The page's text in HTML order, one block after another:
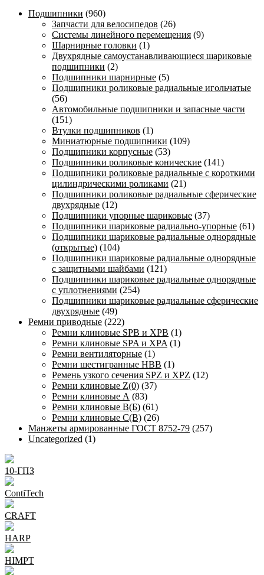
Подшипники (960)
Запчасти для велосипедов (26)
Системы линейного перемещения (9)
Шарнирные головки (1)
Двухрядные самоустанавливающиеся шариковые
подшипники (2)
Подшипники шарнирные (5)
Подшипники роликовые радиальные игольчатые
(56)
Автомобильные подшипники и запасные части
(151)
Втулки подшипников (1)
Миниатюрные подшипники (109)
Подшипники корпусные (53)
Подшипники роликовые конические (141)
Подшипники роликовые радиальные с короткими
цилиндрическими роликами (21)
Подшипники роликовые радиальные сферические
двухрядные (12)
Подшипники упорные шариковые (37)
Подшипники шариковые радиально-упорные (61)
Подшипники шариковые радиальные однорядные
(открытые) (104)
Подшипники шариковые радиальные однорядные
с защитными шайбами (121)
Подшипники шариковые радиальные однорядные
с уплотнениями (254)
Подшипники шариковые радиальные сферические
двухрядные (49)
Ремни приводные (222)
Ремни клиновые SPB и XPB (1)
Ремни клиновые SPA и XPA (1)
Ремни вентиляторные (1)
Ремни шестигранные HBB (1)
Ремень узкого сечения SPZ и XPZ (12)
Ремни клиновые Z(0) (37)
Ремни клиновые А (83)
Ремни клиновые В(Б) (61)
Ремни клиновые С(В) (26)
Манжеты армированные ГОСТ 8752-79 (257)
Uncategorized (1)
10-ГПЗ
ContiTech
CRAFT
HARP
HIMPT